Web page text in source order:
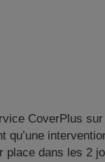
CoverPlus
qu’une
place dans les 2